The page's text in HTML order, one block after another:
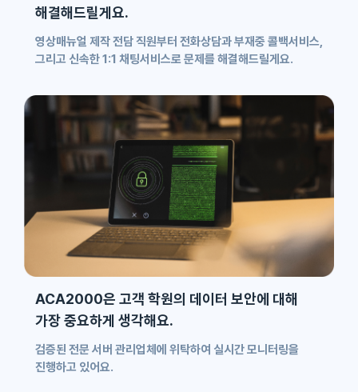
해결해드릴게요.
영상매뉴얼 제작 전담 직원부터 전화상담과 부재중 콜백서비스,
그리고 신속한 1:1 채팅서비스로 문제를 해결해드릴게요.
ACA2000은 고객 학원의 데이터 보안에 대해
가장 중요하게 생각해요.
검증된 전문 서버 관리업체에 위탁하여 실시간 모니터링을
진행하고 있어요.